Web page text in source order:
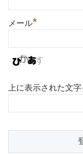
メール*
上に表示された文